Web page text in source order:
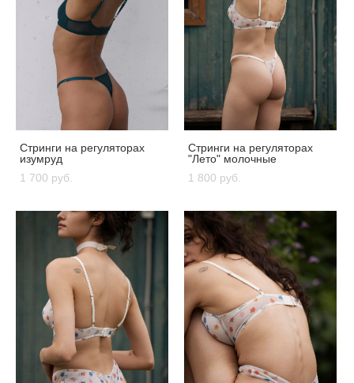
Стринги на регуляторах
изумруд
1 700 pуб.
Стринги на регуляторах
"Лето" молочные
1 800 pуб.